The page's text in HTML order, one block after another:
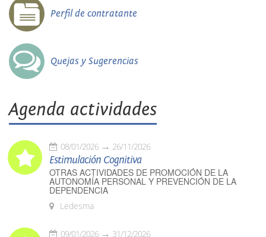
Perfil de contratante
Quejas y Sugerencias
Agenda actividades
08/01/2026 26/11/2026
Estimulación Cognitiva
OTRAS ACTIVIDADES DE PROMOCIÓN DE LA
AUTONOMÍA PERSONAL Y PREVENCIÓN DE LA
DEPENDENCIA
Ledesma
09/01/2026 31/12/2026